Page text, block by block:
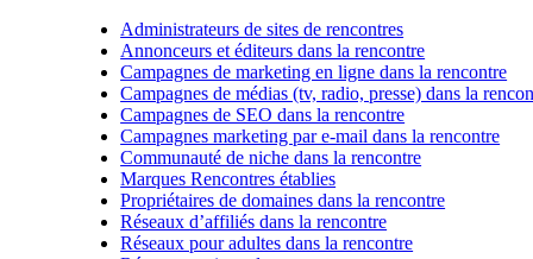
Administrateurs de sites de rencontres
Annonceurs et éditeurs dans la rencontre
Campagnes de marketing en ligne dans la rencontre
Campagnes de médias (tv, radio, presse) dans la
Campagnes de SEO dans la rencontre
Campagnes marketing par e-mail dans la rencontre
Communauté de niche dans la rencontre
Marques Rencontres établies
Propriétaires de domaines dans la rencontre
Réseaux d’affiliés dans la rencontre
Réseaux pour adultes dans la rencontre